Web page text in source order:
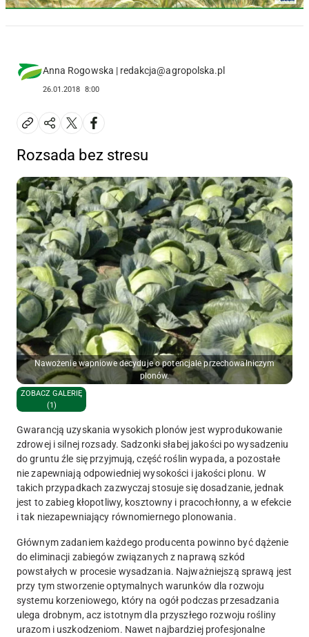
Anna Rogowska | redakcja@agropolska.pl
26.01.2018 8:00
Rozsada bez stresu
Nawożenie wapniowe decyduje o potencjale przechowalniczym
plonów.
ZOBACZ GALERIĘ
(1)
Gwarancją uzyskania wysokich plonów jest wyprodukowanie
zdrowej i silnej rozsady. Sadzonki słabej jakości po wysadzeniu
do gruntu źle się przyjmują, część roślin wypada, a pozostałe
nie zapewniają odpowiedniej wysokości i jakości plonu. W
takich przypadkach zazwyczaj stosuje się dosadzanie, jednak
jest to zabieg kłopotliwy, kosztowny i pracochłonny, a w efekcie
i tak niezapewniający równomiernego plonowania.
Głównym zadaniem każdego producenta powinno być dążenie
do eliminacji zabiegów związanych z naprawą szkód
powstałych w procesie wysadzania. Najważniejszą sprawą jest
przy tym stworzenie optymalnych warunków dla rozwoju
systemu korzeniowego, który na ogół podczas przesadzania
ulega drobnym, acz istotnym dla przyszłego rozwoju rośliny
urazom i uszkodzeniom. Nawet najbardziej profesjonalne